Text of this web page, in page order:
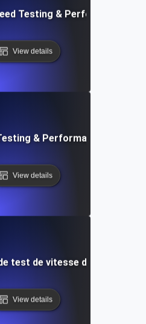
Testing & Performance
View details
& Performance
View details
test de vitesse de site Web
View details